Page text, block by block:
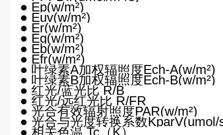
● Ep(w/m²)
● Euv(w/m²)
● Er(w/m²)
● Eg(w/m²)
● Eb(w/m²)
● Efr(w/m²)
● 叶绿素A加权辐照度Ech-A(w/m²)
● 叶绿素B加权辐照度Ech-B(w/m²)
● 红光/蓝光比 R/B
● 红光/远红光比 R/FR
● 光合有效辐射照度PAR(w/m²)
● 光合与光度转换系数KparV(umol/
● 相关色温 Tc（K）